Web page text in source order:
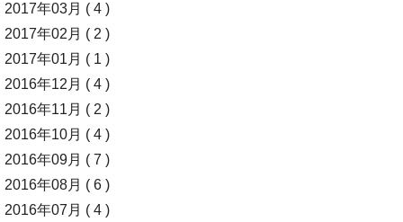
2017年03月 ( 4 )
2017年02月 ( 2 )
2017年01月 ( 1 )
2016年12月 ( 4 )
2016年11月 ( 2 )
2016年10月 ( 4 )
2016年09月 ( 7 )
2016年08月 ( 6 )
2016年07月 ( 4 )